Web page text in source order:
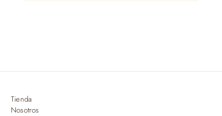
Tienda
Nosotros